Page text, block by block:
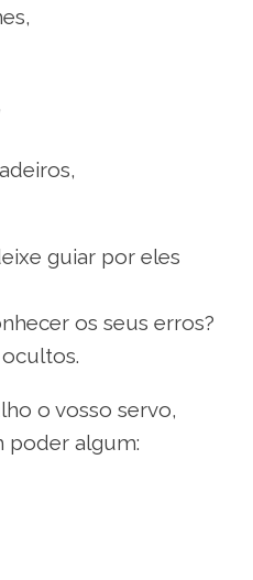
guiar por eles
os seus erros?
o vosso servo,
poder algum: